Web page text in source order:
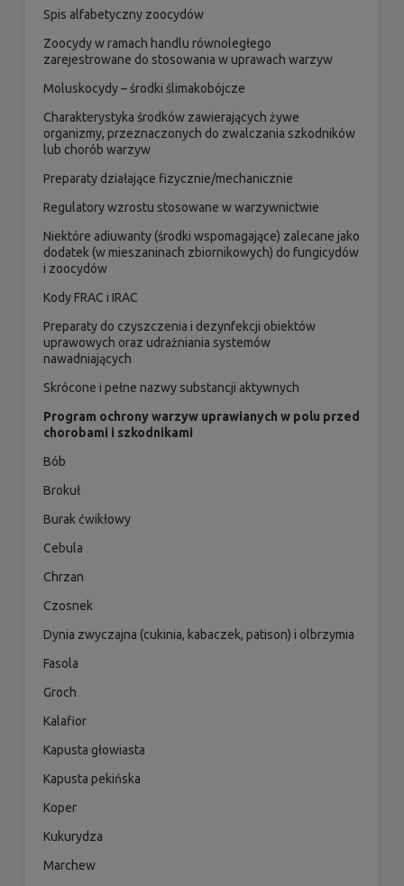
Spis alfabetyczny zoocydów
Zoocydy w ramach handlu równoległego
zarejestrowane do stosowania w uprawach warzyw
Moluskocydy – środki ślimakobójcze
Charakterystyka środków zawierających żywe
organizmy, przeznaczonych do zwalczania szkodników
lub chorób warzyw
Preparaty działające fizycznie/mechanicznie
Regulatory wzrostu stosowane w warzywnictwie
Niektóre adiuwanty (środki wspomagające) zalecane jako
dodatek (w mieszaninach zbiornikowych) do fungicydów
i zoocydów
Kody FRAC i IRAC
Preparaty do czyszczenia i dezynfekcji obiektów
uprawowych oraz udrażniania systemów
nawadniających
Skrócone i pełne nazwy substancji aktywnych
Program ochrony warzyw uprawianych w polu przed
chorobami i szkodnikami
Bób
Brokuł
Burak ćwikłowy
Cebula
Chrzan
Czosnek
Dynia zwyczajna (cukinia, kabaczek, patison) i olbrzymia
Fasola
Groch
Kalafior
Kapusta głowiasta
Kapusta pekińska
Koper
Kukurydza
Marchew